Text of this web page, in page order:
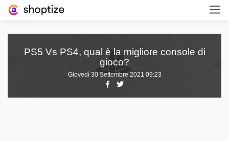
PS5 Vs PS4, qual è la migliore console di
gioco?
Giovedì 30 Settembre 2021 09:23